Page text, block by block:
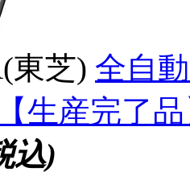
東芝) 全自
生産完了
込)